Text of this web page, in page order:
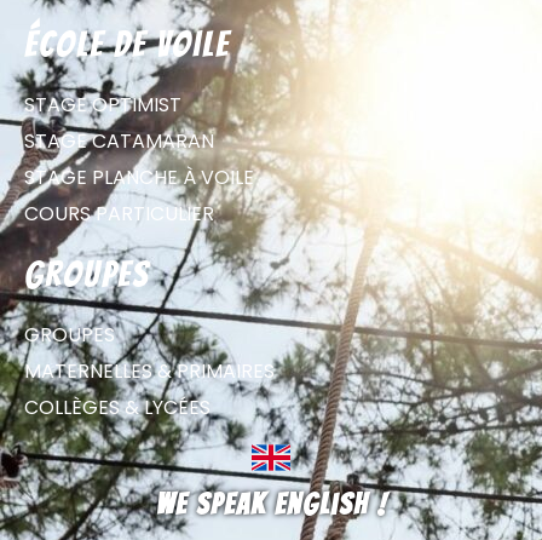
école de voile
STAGE OPTIMIST
STAGE CATAMARAN
STAGE PLANCHE À VOILE
COURS PARTICULIER
groupes
GROUPES
MATERNELLES & PRIMAIRES
COLLÈGES & LYCÉES
We speak english !